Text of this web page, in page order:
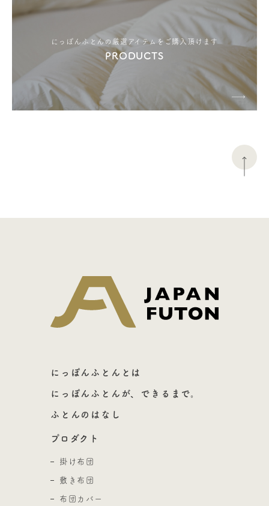
にっぽんふとんの厳選アイテムをご購入頂けます
PRODUCTS
にっぽんふとんとは
にっぽんふとんが、できるまで。
ふとんのはなし
プロダクト
掛け布団
敷き布団
布団カバー